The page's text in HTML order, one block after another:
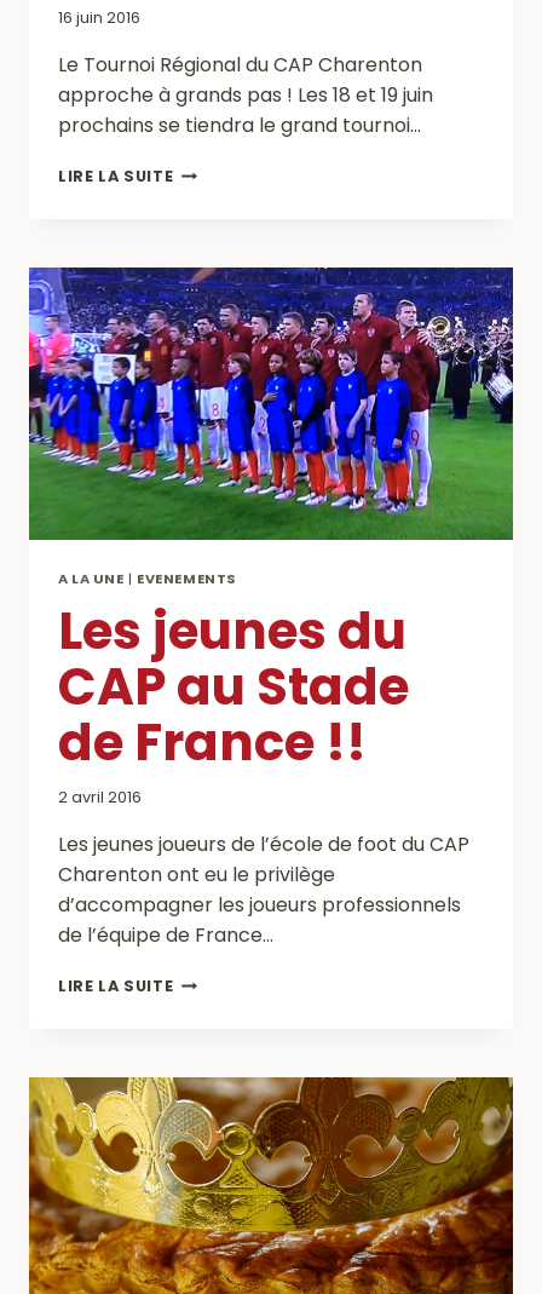
16 juin 2016
Le Tournoi Régional du CAP Charenton
approche à grands pas ! Les 18 et 19 juin
prochains se tiendra le grand tournoi…
LIRE LA SUITELE
CAP
CHARENTON
A LA UNE | EVENEMENTS
Les jeunes du
CAP au Stade
de France !!
2 avril 2016
Les jeunes joueurs de l’école de foot du CAP
Charenton ont eu le privilège
d’accompagner les joueurs professionnels
de l’équipe de France…
LIRE LA SUITELES
AU
STADE
DE
FRANCE
!!